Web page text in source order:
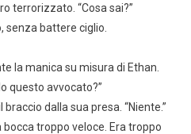
terrorizzato. “Cosa sai?”
senza battere ciglio.
la manica su misura di Ethan.
questo avvocato?”
dalla sua presa. “Niente.”
troppo veloce. Era troppo